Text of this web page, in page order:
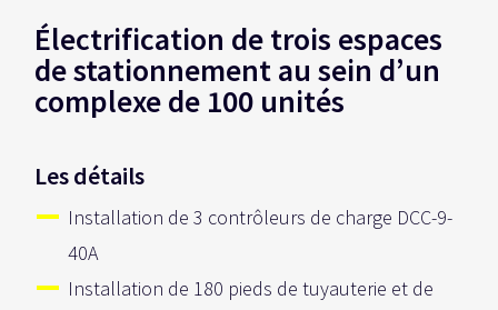
Électrification de trois espaces
de stationnement au sein d’un
complexe de 100 unités
Les détails
Installation de 3 contrôleurs de charge DCC-9-
40A
Installation de 180 pieds de tuyauterie et de